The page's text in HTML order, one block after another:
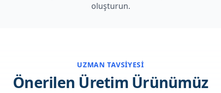
oluşturun.
UZMAN TAVSIYESI
Önerilen Üretim Ürünümüz